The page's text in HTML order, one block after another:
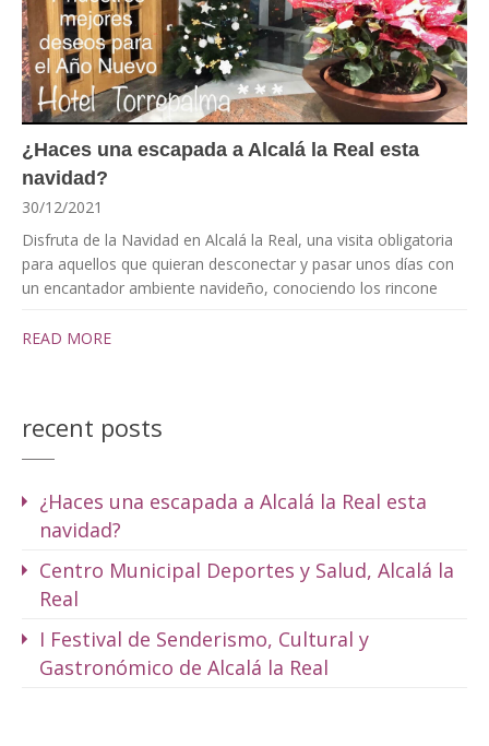
¿Haces una escapada a Alcalá la Real esta
navidad?
30/12/2021
Disfruta de la Navidad en Alcalá la Real, una visita obligatoria
para aquellos que quieran desconectar y pasar unos días con
un encantador ambiente navideño, conociendo los rincone
READ MORE
recent posts
¿Haces una escapada a Alcalá la Real esta
navidad?
Centro Municipal Deportes y Salud, Alcalá la
Real
I Festival de Senderismo, Cultural y
Gastronómico de Alcalá la Real